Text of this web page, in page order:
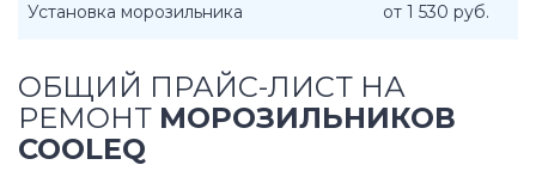
Установка морозильника от 1 530 руб.
ОБЩИЙ ПРАЙС-ЛИСТ НА
РЕМОНТ МОРОЗИЛЬНИКОВ
COOLEQ